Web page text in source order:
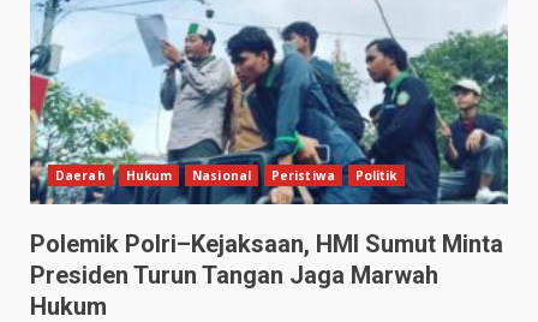
Daerah Hukum Nasional Peristiwa Politik
Polemik Polri–Kejaksaan, HMI Sumut Minta
Presiden Turun Tangan Jaga Marwah
Hukum